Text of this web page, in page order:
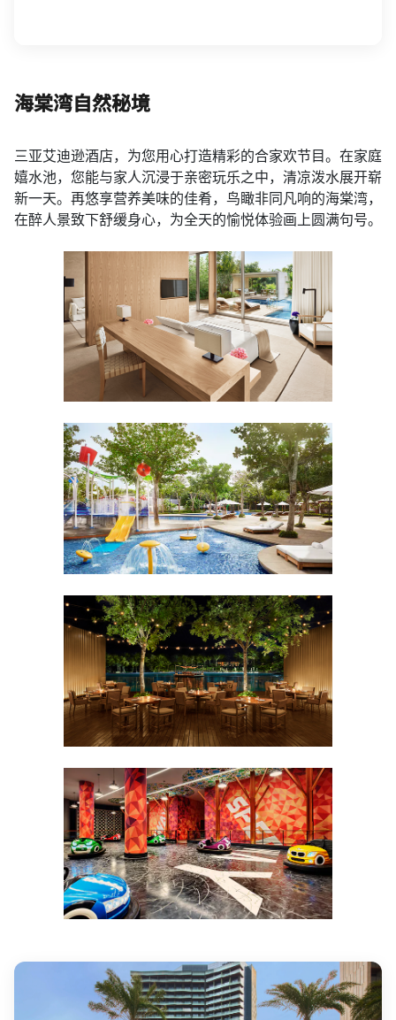
海棠湾自然秘境
三亚艾迪逊酒店，为您用心打造精彩的合家欢节目。在家庭
嬉水池，您能与家人沉浸于亲密玩乐之中，清凉泼水展开崭
新一天。再悠享营养美味的佳肴，鸟瞰非同凡响的海棠湾，
在醉人景致下舒缓身心，为全天的愉悦体验画上圆满句号。